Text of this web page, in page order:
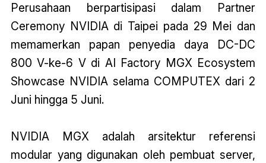
Perusahaan berpartisipasi dalam Partner
Ceremony NVIDIA di Taipei pada 29 Mei dan
memamerkan papan penyedia daya DC-DC
800 V-ke-6 V di AI Factory MGX Ecosystem
Showcase NVIDIA selama COMPUTEX dari 2
Juni hingga 5 Juni.
NVIDIA MGX adalah arsitektur referensi
modular yang digunakan oleh pembuat server,